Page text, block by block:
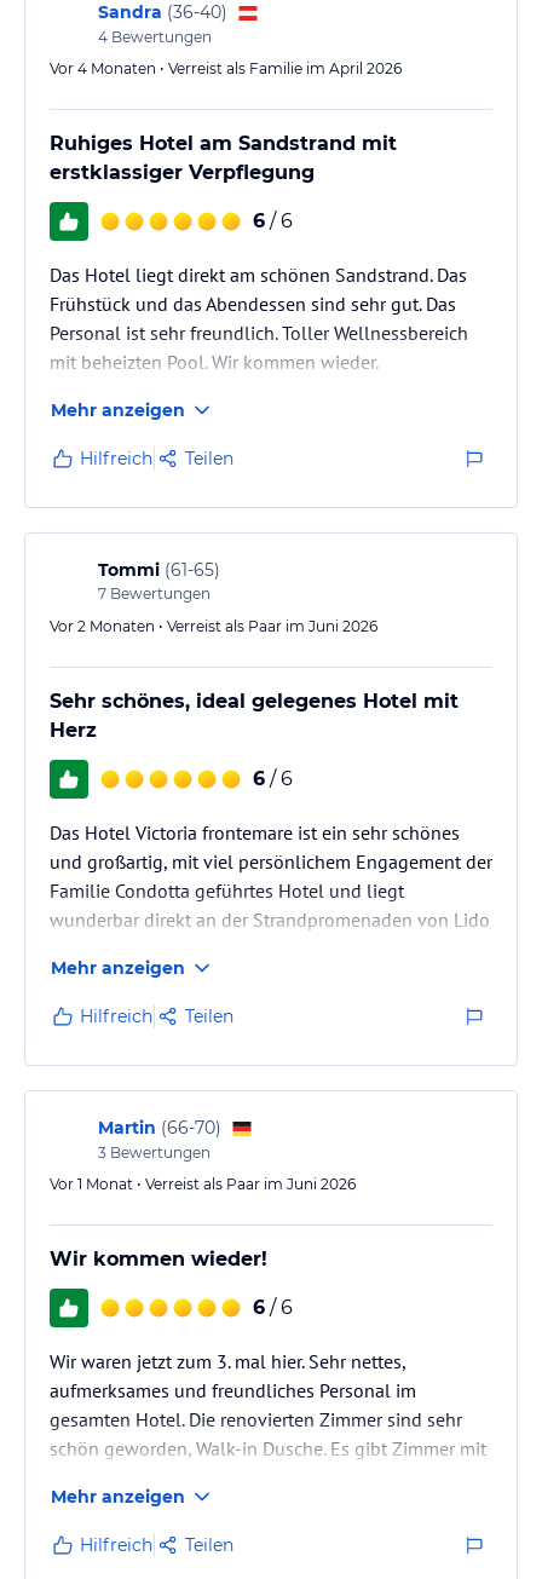
goldene Sand des Privatstrandes vor dem Hotel, Fahrräder, von
MAI bis SEPTEMBER ein kostenloser Abo-Service für SKY und
Ausschließlich für unsere Gäste steht neben dem Hotel ein großer
Hinweis: Allgemeine und unverbindliche
Hoteliers-/Veranstalter-/Kataloginformationen. Alle Angaben
lies vor der Buchung die verbindlichen
jeweiligen Veranstalters.
Sandra (36-40)
4 Bewertungen
Vor 4 Monaten • Verreist als Familie im April 2026
Ruhiges Hotel am Sandstrand mit
erstklassiger Verpflegung
6 / 6
Das Hotel liegt direkt am schönen Sandstrand. Das
Frühstück und das Abendessen sind sehr gut. Das
Personal ist sehr freundlich. Toller Wellnessbereich
mit beheizten Pool. Wir kommen wieder.
Mehr anzeigen
Hilfreich Teilen
Tommi (61-65)
7 Bewertungen
Vor 2 Monaten • Verreist als Paar im Juni 2026
Sehr schönes, ideal gelegenes Hotel mit
Herz
6 / 6
Das Hotel Victoria frontemare ist ein sehr schönes
und großartig, mit viel persönlichem Engagement der
Familie Condotta geführtes Hotel und liegt
wunderbar direkt an der Strandpromenaden von Lido
Zimmer, das rollstuhlgeeignet war. Das
Frühstücksbuffet bietet eine ausgezeichnete Auswahl
in hervorragender Qualität. Ergänzt wird das
Frühstüch durch ein ebenso hochwertiges Show-
Cooking. Das Abendessen hat uns an jedem Abend
absolut begeistert. Die Auswahl ist sehr gut…
Mehr anzeigen
Hilfreich Teilen
Martin (66-70)
3 Bewertungen
Vor 1 Monat • Verreist als Paar im Juni 2026
Wir kommen wieder!
6 / 6
Wir waren jetzt zum 3. mal hier. Sehr nettes,
aufmerksames und freundliches Personal im
gesamten Hotel. Die renovierten Zimmer sind sehr
schön geworden, Walk-in Dusche. Es gibt Zimmer mit
dem Dach Infinity Pool nur für Erwachsene mit Sauna.
Allgemeiner Pool mit Liegen. Fest zugeteilte Liegen
am Strand, welche nicht zu dicht stehen. Sehr gutes,
Mehr anzeigen
Hilfreich Teilen